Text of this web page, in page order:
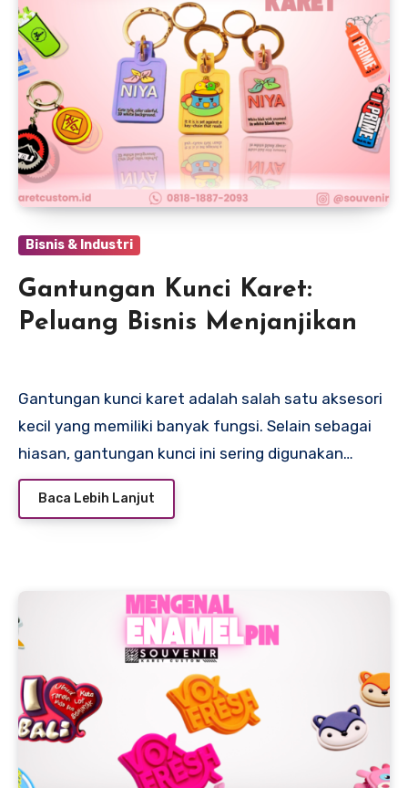
Bisnis & Industri
Gantungan Kunci Karet:
Peluang Bisnis Menjanjikan
Gantungan kunci karet adalah salah satu aksesori
kecil yang memiliki banyak fungsi. Selain sebagai
hiasan, gantungan kunci ini sering digunakan…
Baca Lebih Lanjut